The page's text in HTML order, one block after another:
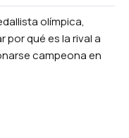
olímpica,
por qué es la rival a
campeona en